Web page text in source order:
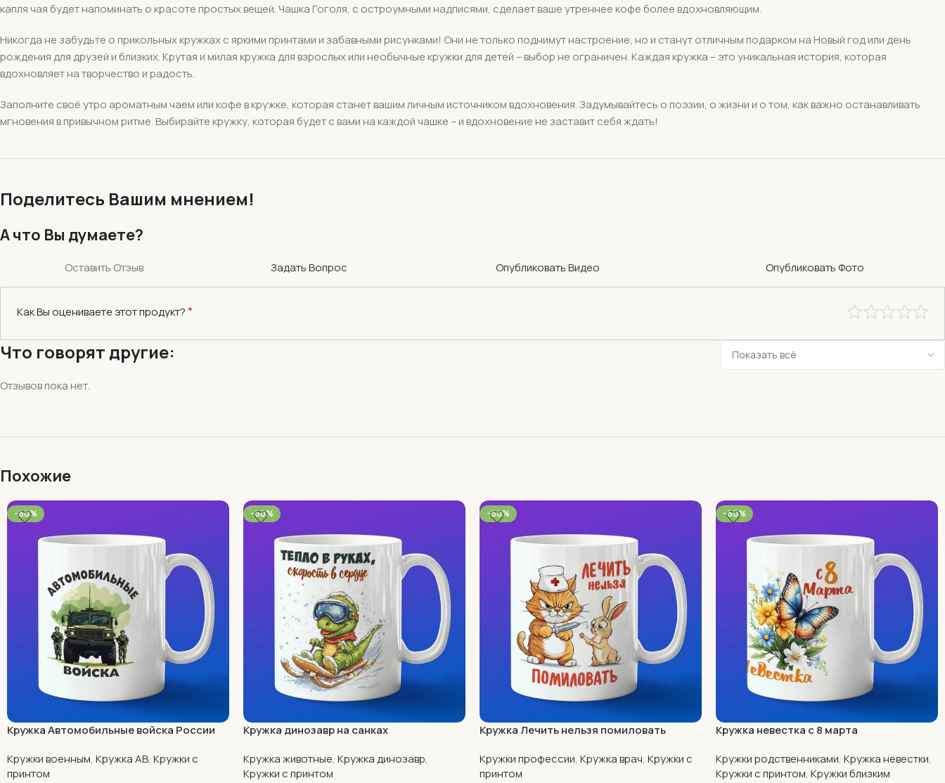
капля чая будет напоминать о красоте простых вещей. Чашка Гоголя, с остроумными надписями, сделает ваше утреннее кофе более вдохновляющим.
Никогда не забудьте о прикольных кружках с яркими принтами и забавными рисунками! Они не только поднимут настроение, но и станут отличным подарком на Новый год или день
рождения для друзей и близких. Крутая и милая кружка для взрослых или необычные кружки для детей – выбор не ограничен. Каждая кружка – это уникальная история, которая
вдохновляет на творчество и радость.
Заполните своё утро ароматным чаем или кофе в кружке, которая станет вашим личным источником вдохновения. Задумывайтесь о поэзии, о жизни и о том, как важно останавливать
мгновения в привычном ритме. Выбирайте кружку, которая будет с вами на каждой чашке – и вдохновение не заставит себя ждать!
Поделитесь Вашим мнением!
А что Вы думаете?
Оставить Отзыв Задать Вопрос Опубликовать Видео Опубликовать Фото
Как Вы оцениваете этот продукт?*
Что говорят другие:
Отзывов пока нет.
Похожие
-60%
Кружка Автомобильные войска России
Кружки военным, Кружка АВ, Кружки с
принтом
-60%
Кружка динозавр на санках
Кружка животные, Кружка динозавр,
Кружки с принтом
-60%
Кружка Лечить нельзя помиловать
Кружки профессии, Кружка врач, Кружки с
принтом
-60%
Кружка невестка с 8 марта
Кружки родственниками, Кружка невестки,
Кружки с принтом, Кружки близким